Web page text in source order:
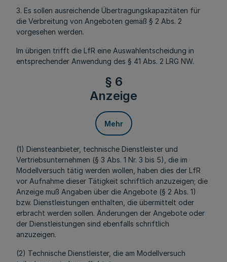
3. Es sollen ausreichende Übertragungskapazitäten für
die Verbreitung von Angeboten gemäß § 2 Abs. 2
vorgesehen werden.
Im übrigen trifft die LfR eine Auswahlentscheidung in
entsprechender Anwendung des § 41 Abs. 2 LRG NW.
§ 6
Anzeige
Mehr
(1) Diensteanbieter, technische Dienstleister und
Vertriebsunternehmen (§ 3 Abs. 1 Nr. 3 bis 5), die im
Modellversuch tätig werden wollen, haben dies der LfR
vor Aufnahme dieser Tätigkeit schriftlich anzuzeigen; die
Anzeige muß Angaben über die Angebote (§ 2 Abs. 1)
bzw. Dienstleistungen enthalten, die übermittelt oder
erbracht werden sollen. Änderungen der Angebote oder
der Dienstleistungen sind ebenfalls schriftlich
anzuzeigen.
(2) Technische Dienstleister, die am Modellversuch